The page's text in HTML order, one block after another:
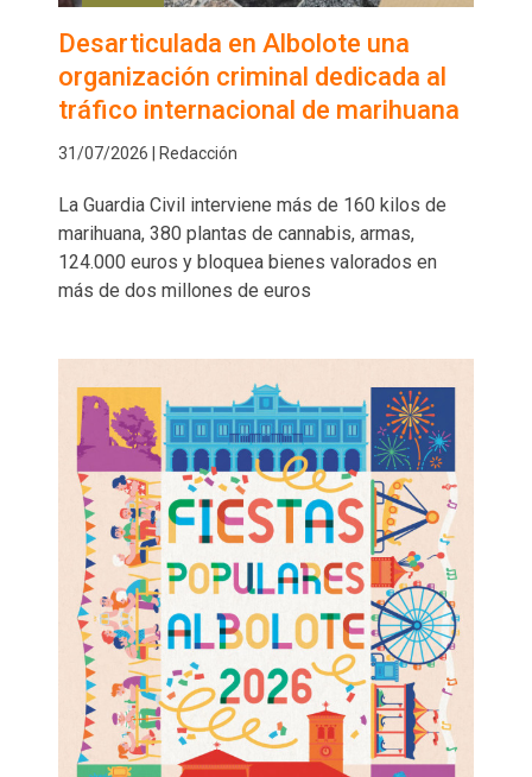
Desarticulada en Albolote una
organización criminal dedicada al
tráfico internacional de marihuana
31/07/2026 | Redacción
La Guardia Civil interviene más de 160 kilos de
marihuana, 380 plantas de cannabis, armas,
124.000 euros y bloquea bienes valorados en
más de dos millones de euros